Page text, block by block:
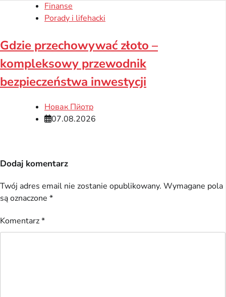
Finanse
Porady i lifehacki
Gdzie przechowywać złoto –
kompleksowy przewodnik
bezpieczeństwa inwestycji
Новак Пйотр
07.08.2026
Dodaj komentarz
Twój adres email nie zostanie opublikowany. Wymagane pola
są oznaczone *
Komentarz*